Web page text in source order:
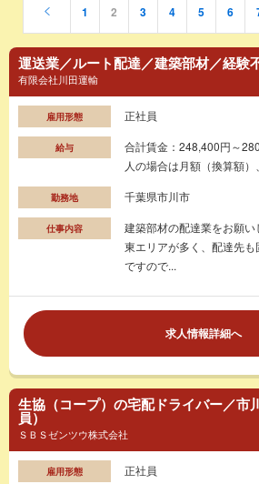
1 2 3 4 5 6
運送業／ルート配達／建築部材／経験
有限会社川田運輸
雇用形態 正社員
給与
合計賃金：248,400円～
人の場合は月額（換算額
勤務地 千葉県市川市
仕事内容
建築部材の配達業をお願
東エリアが多く、配達先
ですので...
求人情報詳細へ
生協（コープ）の宅配ドライバー／市
員）
ＳＢＳゼンツウ株式会社
雇用形態 正社員